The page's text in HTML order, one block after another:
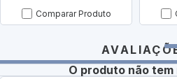
Comparar Produto
O produto não